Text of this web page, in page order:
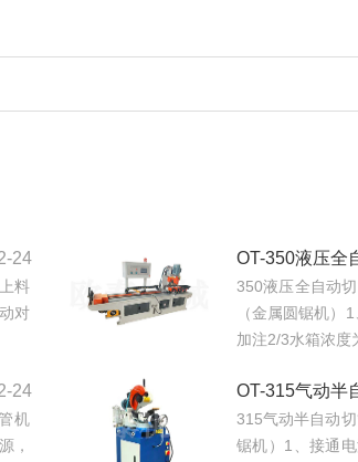
24
料
对
OT-350液压全
350液压全自动
（金属圆锯机）
加注2/3水箱浓度
24
机
，
OT-315气动半
315气动半自动
锯机）1、接通